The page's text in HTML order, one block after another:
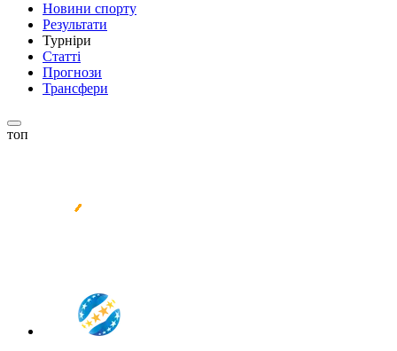
Новини спорту
Результати
Турніри
Статті
Прогнози
Трансфери
топ